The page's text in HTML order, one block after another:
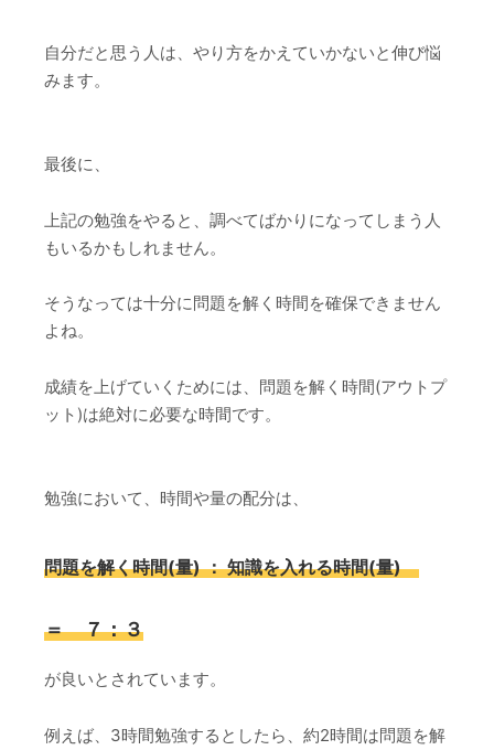
自分だと思う人は、やり方をかえていかないと伸び悩
みます。
最後に、
上記の勉強をやると、調べてばかりになってしまう人
もいるかもしれません。
そうなっては十分に問題を解く時間を確保できません
よね。
成績を上げていくためには、問題を解く時間(アウトプ
ット)は絶対に必要な時間です。
勉強において、時間や量の配分は、
問題を解く時間(量) ： 知識を入れる時間(量)
＝ ７：３
が良いとされています。
例えば、3時間勉強するとしたら、約2時間は問題を解